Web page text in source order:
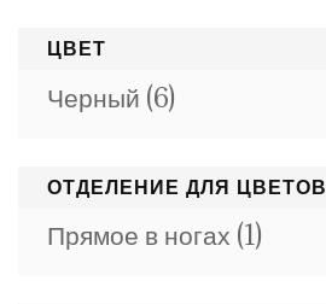
ЦВЕТ
Черный (6)
ОТДЕЛЕНИЕ ДЛЯ ЦВЕТОВ
Прямое в ногах (1)